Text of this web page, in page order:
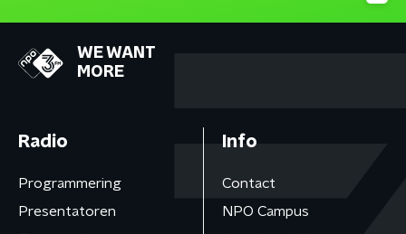
WE WANT
MORE
Radio
Programmering
Presentatoren
Info
Contact
NPO Campus